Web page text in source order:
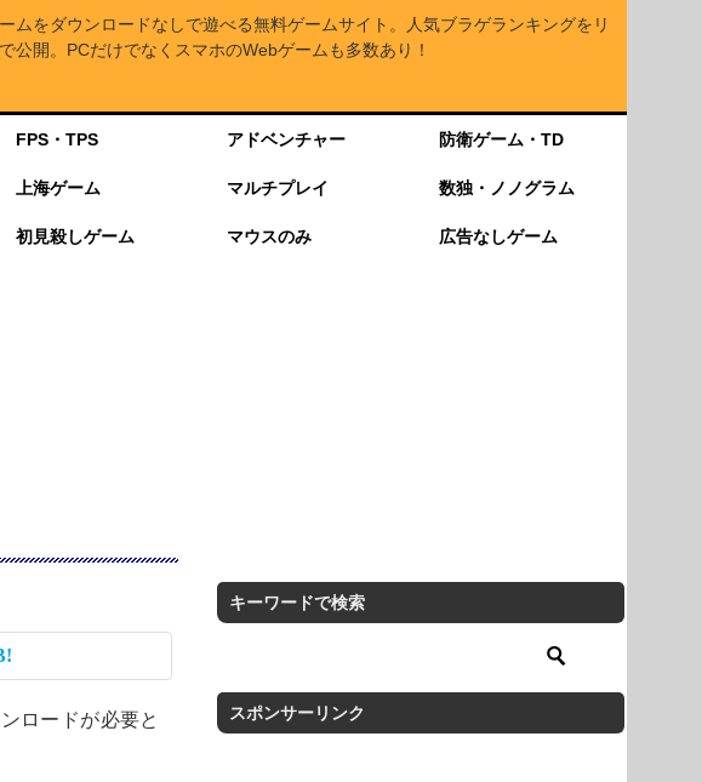
ムをダウンロードなしで遊べる無料ゲームサイト。人気ブラゲランキングをリ
公開。PCだけでなくスマホのWebゲームも多数あり！
FPS・TPS アドベンチャー 防衛ゲーム・TD
上海ゲーム マルチプレイ 数独・ノノグラム
初見殺しゲーム マウスのみ 広告なしゲーム
ロードが必要と
キーワードで検索
スポンサーリンク